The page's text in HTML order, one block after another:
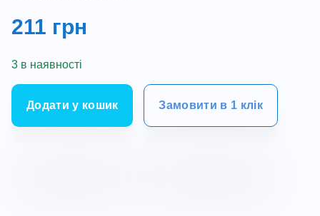
211 грн
3 в наявності
Додати у кошик Замовити в 1 клік